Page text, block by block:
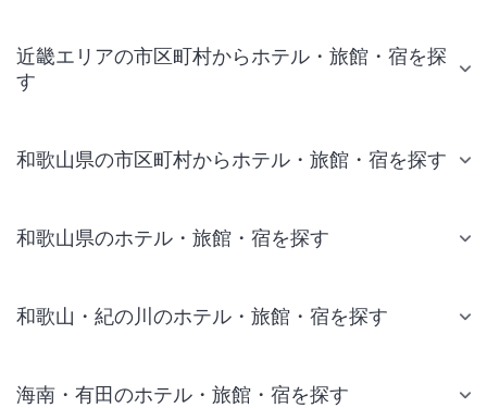
近畿エリアの市区町村からホテル・旅館・宿を探
す
和歌山県の市区町村からホテル・旅館・宿を探す
和歌山県のホテル・旅館・宿を探す
和歌山・紀の川のホテル・旅館・宿を探す
海南・有田のホテル・旅館・宿を探す